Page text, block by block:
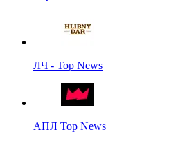
ЛЧ - Top News
АПЛ Top News